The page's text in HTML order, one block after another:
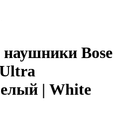
Bose
| White